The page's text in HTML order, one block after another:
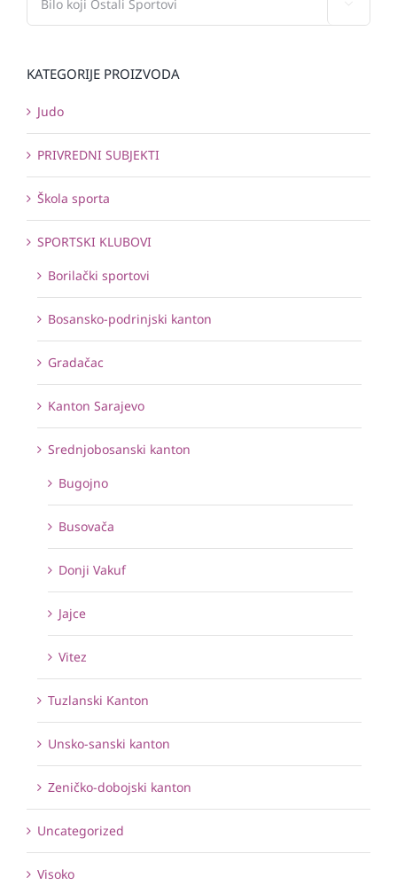
KATEGORIJE PROIZVODA
Judo
PRIVREDNI SUBJEKTI
Škola sporta
SPORTSKI KLUBOVI
Borilački sportovi
Bosansko-podrinjski kanton
Gradačac
Kanton Sarajevo
Srednjobosanski kanton
Bugojno
Busovača
Donji Vakuf
Jajce
Vitez
Tuzlanski Kanton
Unsko-sanski kanton
Zeničko-dobojski kanton
Uncategorized
Visoko